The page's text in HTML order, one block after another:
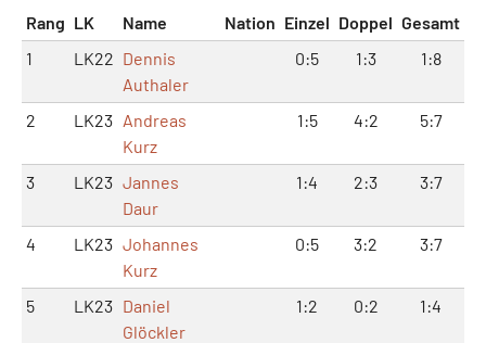
Rang LK Name Nation Einzel Doppel Gesamt
1
LK22 Dennis
Authaler
0:5 1:3 1:8
2 LK23 Andreas
Kurz
1:5 4:2 5:7
3 LK23 Jannes
Daur
1:4 2:3 3:7
4 LK23 Johannes
Kurz
0:5 3:2 3:7
5 LK23 Daniel
Glöckler
1:2 0:2 1:4